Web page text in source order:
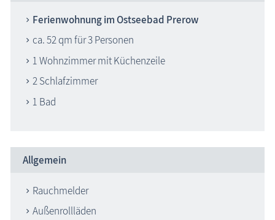
Ferienwohnung im Ostseebad Prerow
ca. 52 qm für 3 Personen
1 Wohnzimmer mit Küchenzeile
2 Schlafzimmer
1 Bad
Allgemein
Rauchmelder
Außenrollläden